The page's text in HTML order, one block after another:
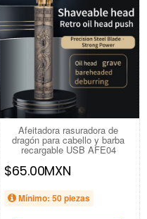
Afeitadora rasuradora de
dragón para cabello y barba
recargable USB AFE04
$65.00MXN
Mínimo: 50 piezas